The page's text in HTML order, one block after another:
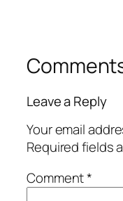
Leave a Reply
Your email
Required fields
Comment*